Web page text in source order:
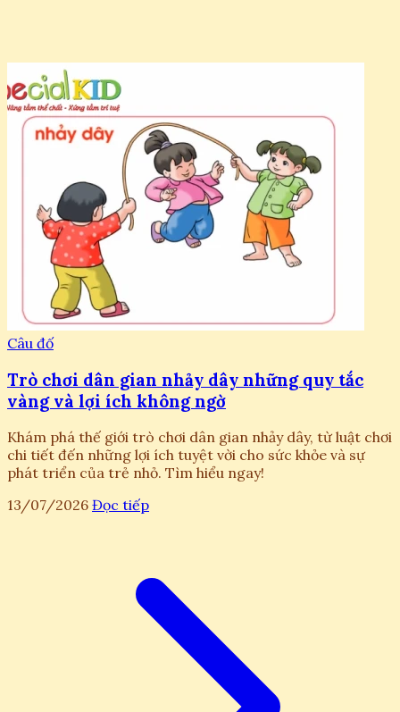
Câu đố
Trò chơi dân gian nhảy dây những quy tắc
vàng và lợi ích không ngờ
Khám phá thế giới trò chơi dân gian nhảy dây, từ luật chơi
chi tiết đến những lợi ích tuyệt vời cho sức khỏe và sự
phát triển của trẻ nhỏ. Tìm hiểu ngay!
13/07/2026 Đọc tiếp